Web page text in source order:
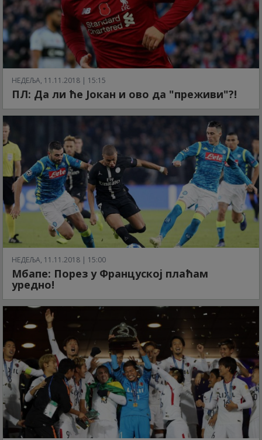
НЕДЕЉА, 11.11.2018 | 15:15
ПЛ: Да ли ће Јокан и ово да "преживи"?!
НЕДЕЉА, 11.11.2018 | 15:00
Мбапе: Порез у Француској плаћам
уредно!